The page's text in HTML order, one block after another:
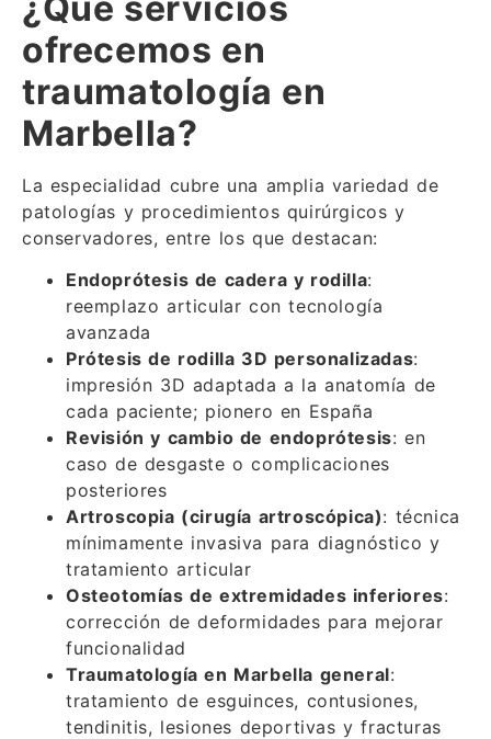
ofrecemos en
traumatología en
Marbella?
La especialidad cubre una amplia variedad de
patologías y procedimientos quirúrgicos y
conservadores, entre los que destacan:
Endoprótesis de cadera y rodilla:
reemplazo articular con tecnología
avanzada
Prótesis de rodilla 3D personalizadas:
impresión 3D adaptada a la anatomía de
cada paciente; pionero en España
Revisión y cambio de endoprótesis: en
caso de desgaste o complicaciones
posteriores
Artroscopia (cirugía artroscópica): técnica
mínimamente invasiva para diagnóstico y
tratamiento articular
Osteotomías de extremidades inferiores:
corrección de deformidades para mejorar
funcionalidad
Traumatología en Marbella general:
tratamiento de esguinces, contusiones,
tendinitis, lesiones deportivas y fracturas